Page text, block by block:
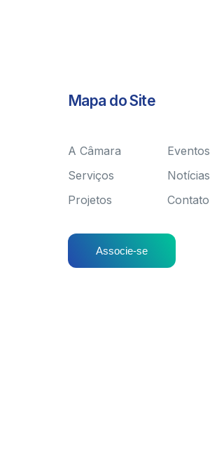
Mapa do Site
A Câmara
Serviços
Projetos
Eventos
Notícias
Contato
Associe-se